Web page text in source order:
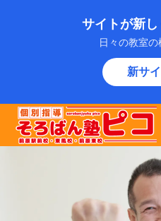
サイトが新
日々の教室
新サ